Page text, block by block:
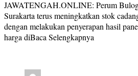
JAWATENGAH.ONLINE: Perum
Surakarta terus meningkatkan stok
dengan melakukan penyerapan hasil
harga diBaca Selengkapnya